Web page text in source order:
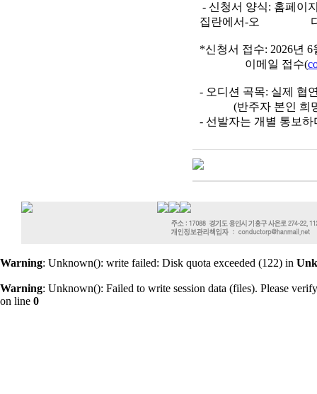
- 신청서 양식: 홈페이
집란에서-오 디션
*신청서 접수: 2026년
이메일 접수(
- 오디션 곡목: 실제 협
(반주자 본인 희망
- 선발자는 개별 통보
Warning: Unknown(): write failed: Disk quota exceeded (122) in
Warning: Unknown(): Failed to write session data (files). Please
on line 0